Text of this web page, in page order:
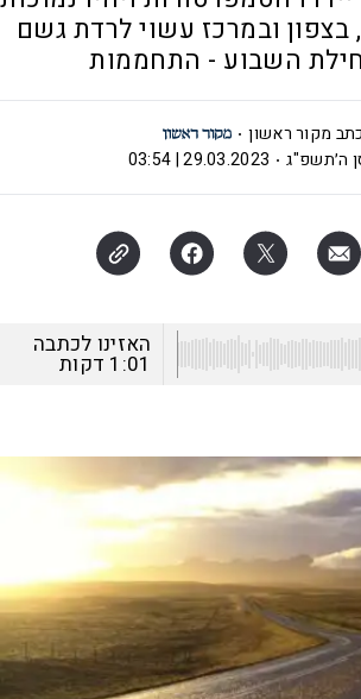
בצפון ובמרכז עשוי לרדת גשם
השבוע - התחממות
כתב מקור ראשון
ה׳תשפ"ג
29.03.2023 | 03:54
האזינו לכתבה
1:01 דקות